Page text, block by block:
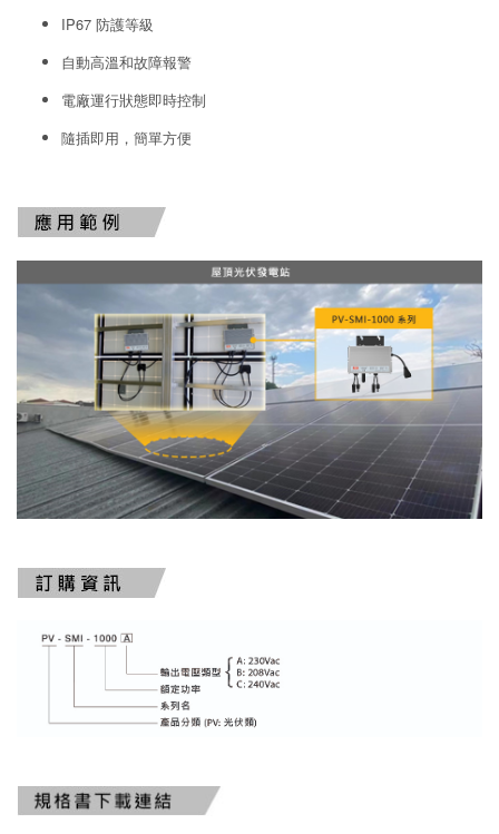
IP67 防護等級
自動高溫和故障報警
電廠運行狀態即時控制
隨插即用，簡單方便